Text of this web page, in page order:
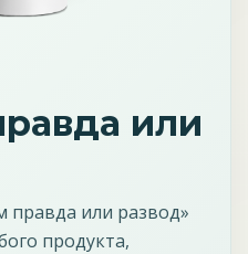
или
правда или развод»
продукта,